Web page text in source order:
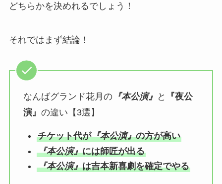
どちらかを決めれるでしょう！
それではまず結論！
なんばグランド花月の『本公演』 と
『夜公
演』 の違い【3選】
チケット代が『本公演』の方が高い
『本公演』には師匠が出る
『本公演』は吉本新喜劇を確定でやる